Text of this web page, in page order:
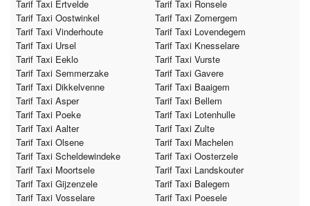
Tarif Taxi Ertvelde
Tarif Taxi Ronsele
Tarif Taxi Oostwinkel
Tarif Taxi Zomergem
Tarif Taxi Vinderhoute
Tarif Taxi Lovendegem
Tarif Taxi Ursel
Tarif Taxi Knesselare
Tarif Taxi Eeklo
Tarif Taxi Vurste
Tarif Taxi Semmerzake
Tarif Taxi Gavere
Tarif Taxi Dikkelvenne
Tarif Taxi Baaigem
Tarif Taxi Asper
Tarif Taxi Bellem
Tarif Taxi Poeke
Tarif Taxi Lotenhulle
Tarif Taxi Aalter
Tarif Taxi Zulte
Tarif Taxi Olsene
Tarif Taxi Machelen
Tarif Taxi Scheldewindeke
Tarif Taxi Oosterzele
Tarif Taxi Moortsele
Tarif Taxi Landskouter
Tarif Taxi Gijzenzele
Tarif Taxi Balegem
Tarif Taxi Vosselare
Tarif Taxi Poesele